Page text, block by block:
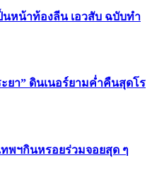
นหน้าท้องลีน เอวสับ ฉบับทำ
ยา” ดินเนอร์ยามค่ำคืนสุดโร
ทพฯกินหรอยร่วมจอยสุด ๆ